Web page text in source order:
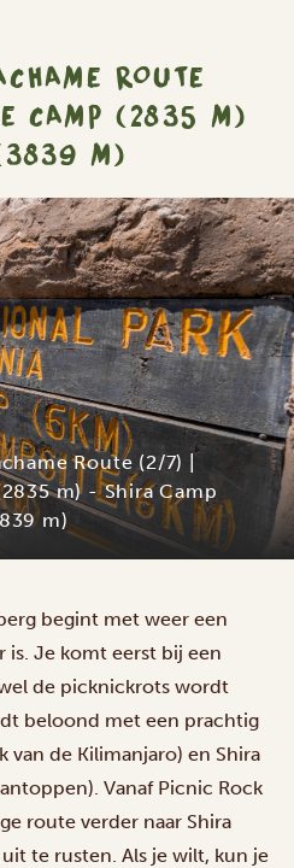
ROUTE
CAMP (2835 M)
M)
Route (2/7) |
m) - Shira Camp
m)
begint met weer een
is. Je komt eerst bij een
de picknickrots wordt
beloond met een prachtig
de Kilimanjaro) en Shira
Vanaf Picnic Rock
route verder naar Shira
te rusten. Als je wilt, kun je